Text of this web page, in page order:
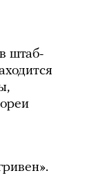
штаб-